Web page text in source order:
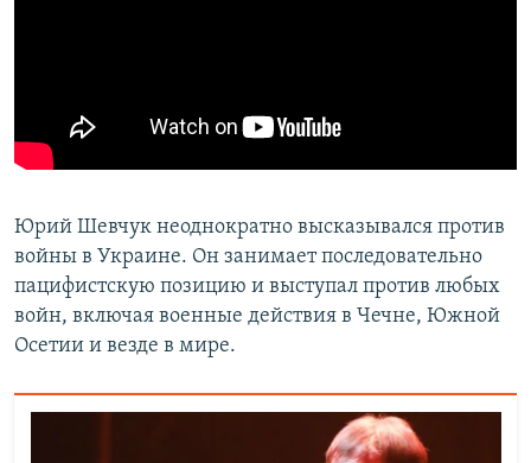
Юрий Шевчук неоднократно высказывался против
войны в Украине. Он занимает последовательно
пацифистскую позицию и выступал против любых
войн, включая военные действия в Чечне, Южной
Осетии и везде в мире.